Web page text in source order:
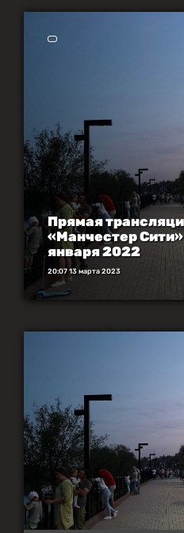
Прямая
«Манчестер
января 2022
20:07 13 марта 2023